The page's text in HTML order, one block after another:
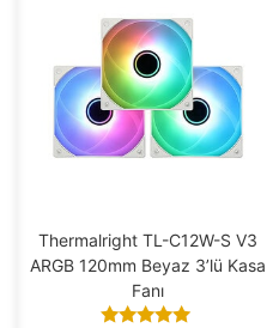
Thermalright TL-C12W-S V3
ARGB 120mm Beyaz 3’lü Kasa
Fanı